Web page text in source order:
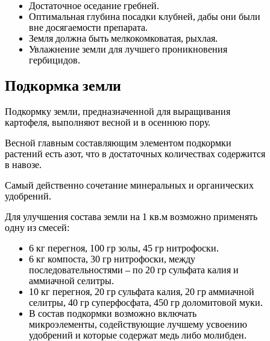
Достаточное оседание гребней.
Оптимальная глубина посадки клубней, дабы они были
вне досягаемости препарата.
Земля должна быть мелкокомковатая, рыхлая.
Увлажнение земли для лучшего проникновения
гербицидов.
Подкормка земли
Подкормку земли, предназначенной для выращивания
картофеля, выполняют весной и в осеннюю пору.
Весной главным составляющим элементом подкормки
растений есть азот, что в достаточных количествах содержится
в навозе.
Самый действенно сочетание минеральных и органических
удобрений.
Для улучшения состава земли на 1 кв.м возможно применять
одну из смесей:
6 кг перегноя, 100 гр золы, 45 гр нитрофоски.
6 кг компоста, 30 гр нитрофоски, между
последовательностями – по 20 гр сульфата калия и
аммиачной селитры.
10 кг перегноя, 20 гр сульфата калия, 20 гр аммиачной
селитры, 40 гр суперфосфата, 450 гр доломитовой муки.
В состав подкормки возможно включать
микроэлементы, содействующие лучшему усвоению
удобрений и которые содержат медь либо молибден.